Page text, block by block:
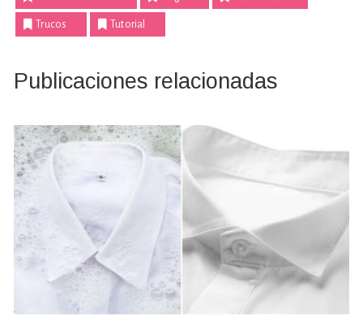
Trucos Tutorial
Publicaciones relacionadas